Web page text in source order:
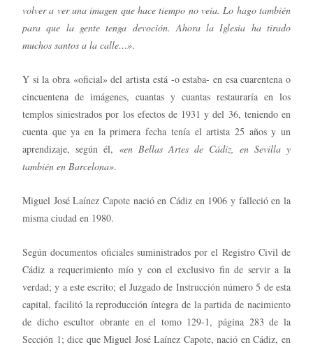
volver a ver una imagen que hace tiempo no veía. Lo hago también
para que la gente tenga devoción. Ahora la Iglesia ha tirado
muchos santos a la calle…».
Y si la obra «oficial» del artista está -o estaba- en esa cuarentena o
cincuentena de imágenes, cuantas y cuantas restauraría en los
templos siniestrados por los efectos de 1931 y del 36, teniendo en
cuenta que ya en la primera fecha tenía el artista 25 años y un
aprendizaje, según él, «en Bellas Artes de Cádiz, en Sevilla y
también en Barcelona».
Miguel José Laínez Capote nació en Cádiz en 1906 y falleció en la
misma ciudad en 1980.
Según documentos oficiales suministrados por el Registro Civil de
Cádiz a requerimiento mío y con el exclusivo fin de servir a la
verdad; y a este escrito; el Juzgado de Instrucción número 5 de esta
capital, facilitó la reproducción íntegra de la partida de nacimiento
de dicho escultor obrante en el tomo 129-1, página 283 de la
Sección 1; dice que Miguel José Laínez Capote, nació en Cádiz, en